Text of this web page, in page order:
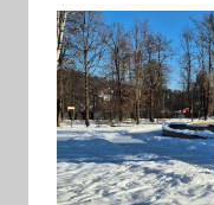
s
t
y
c
z
n